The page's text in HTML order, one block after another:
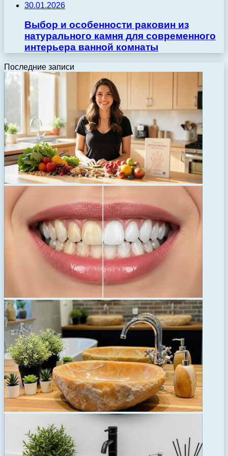
30.01.2026
Выбор и особенности раковин из
натурального камня для современного
интерьера ванной комнаты
Последние записи